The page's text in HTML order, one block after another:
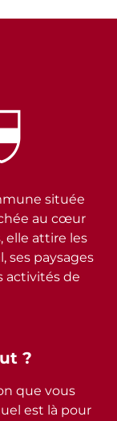
?
que vous
est là pour
située
au cœur
elle attire les
ses paysages
activités de